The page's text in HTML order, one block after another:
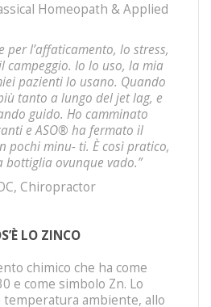
Homeopath & Applied
per l’affaticamento, lo stress,
campeggio. Io lo uso, la mia
pazienti lo usano. Quando
tanto a lungo del jet lag, e
guido. Ho camminato
e ASO® ha fermato il
pochi minu- ti. È così pratico,
bottiglia ovunque vado.”
Chiropractor
LO ZINCO
chimico che ha come
e come simbolo Zn. Lo
temperatura ambiente, allo